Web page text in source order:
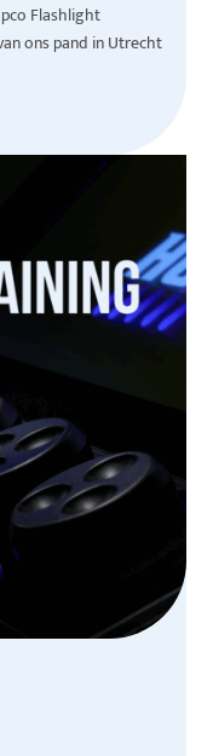
Flashlight
ons pand in Utrecht